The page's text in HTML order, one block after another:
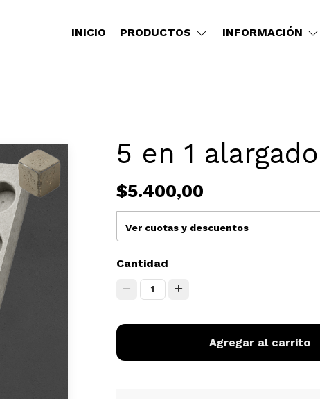
INICIO PRODUCTOS INFORMACIÓN
5 en 1 alargado
$5.400,00
Ver cuotas y descuentos
Cantidad
1
Agregar al carrito